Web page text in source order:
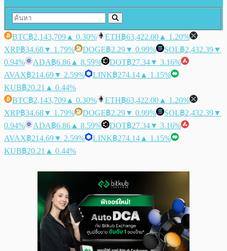
BTC฿2,143,709 ▲ 0.30% ETH฿63,422.00 ▲ 1.20%
XRP฿34.68▼ 1.79% DOGE฿2.29▼ 0.99% SOL฿2,432.39▼
0.94%
ADA฿6.86 ▲ 8.59% DOT฿27.34▼ 3.16%
AVAX฿214.69▼ 2.59% LINK฿274.14 ▲ 1.15%
KUB฿20.21 ▲ 0.44%
BTC฿2,143,709 ▲ 0.30% ETH฿63,422.00 ▲ 1.20%
XRP฿34.68▼ 1.79% DOGE฿2.29▼ 0.99% SOL฿2,432.39▼
0.94%
ADA฿6.86 ▲ 8.59% DOT฿27.34▼ 3.16%
AVAX฿214.69▼ 2.59% LINK฿274.14 ▲ 1.15%
KUB฿20.21 ▲ 0.44%